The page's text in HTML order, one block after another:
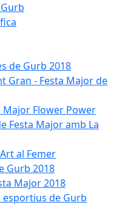
de Gurb 2018
Gran - Festa Major de
Major Flower Power
Festa Major amb La
al Femer
Gurb 2018
Major 2018
esportius de Gurb